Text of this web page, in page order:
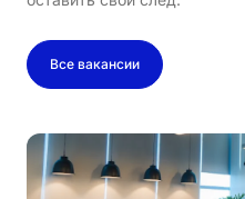
Все вакансии